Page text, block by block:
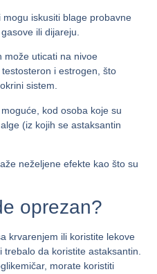
mogu iskusiti blage probavne
ili dijareju.
može uticati na nivoe
i estrogen, što
sistem.
kod osoba koje su
(iz kojih se astaksantin
neželjene efekte kao što su
oprezan?
krvarenjem ili koristite lekove
trebalo da koristite astaksantin.
morate koristiti